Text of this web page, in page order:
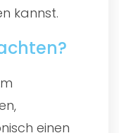
kannst.
einen